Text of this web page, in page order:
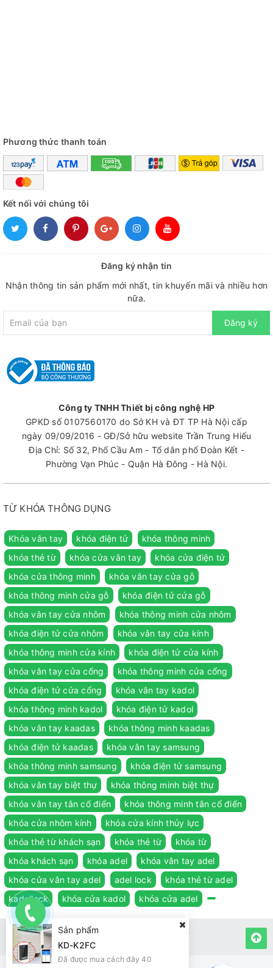
Phương thức thanh toán
Kết nối với chúng tôi
Đăng ký nhận tin
Nhận thông tin sản phẩm mới nhất, tin khuyến mãi và nhiều hơn
nữa.
Đăng ký
Công ty TNHH Thiết bị công nghệ HP
GPKD số 0107560170 do Sở KH và ĐT TP Hà Nội cấp
ngày 09/09/2016 - GĐ/Sở hữu website Trần Trung Hiếu
Địa Chỉ: Số 32, Phố Cầu Am - Tổ dân phố Đoàn Kết -
Phường Vạn Phúc - Quận Hà Đông - Hà Nội.
TỪ KHÓA THÔNG DỤNG
Khóa vân tay khóa điện tử
khóa thông minh
khóa thẻ từ
khóa cửa vân tay
khóa cửa điện tử
khóa cửa thông minh
khóa vân tay cửa gỗ
khóa thông minh cửa gỗ
khóa điện tử cửa gỗ
khóa vân tay cửa nhôm
khóa thông minh cửa nhôm
khóa điện tử cửa nhôm
khóa vân tay cửa kính
khóa thông minh cửa kính
khóa điện tử cửa kính
khóa vân tay cửa cổng
khóa thông minh cửa cổng
khóa điện tử cửa cổng
khóa vân tay kadol
khóa thông minh kadol
khóa điện tử kadol
khóa vân tay kaadas
khóa thông minh kaadas
khóa điện tử kaadas
khóa vân tay samsung
khóa thông minh samsung
khóa điện tử samsung
khóa vân tay biệt thự
khóa thông minh biệt thự
khóa vân tay tân cổ điển
khóa thông minh tân cổ điển
khóa cửa nhôm kính
khóa cửa kính thủy lực
khóa thẻ từ khách sạn
khóa thẻ từ
khóa từ
khóa khách sạn
khóa adel
khóa vân tay adel
khóa cửa vân tay adel
adel lock
khóa thẻ từ adel
kadollock
khóa cửa kadol khóa cửa adel
© Bản quyền thuộc về
KADOL
Sản phẩm
KD-K2FC
Đã được mua cách đây 40